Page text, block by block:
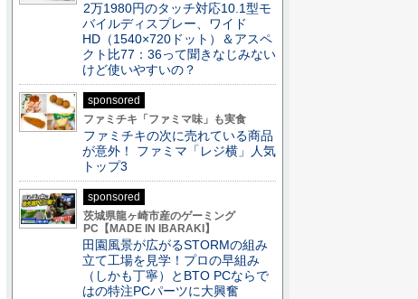
2万1980円のタッチ対応10.1型モ
バイルディスプレー、ワイド
HD（1540×720ドット）＆アスペ
クト比77：36って聞きなじみない
けど使いやすいの？
sponsored
ファミチキ「ファミマ味」も実食
ファミチキの次に売れている商品
が意外！ ファミマ「レジ横」人気
トップ3
sponsored
茨城県龍ヶ崎市産のゲーミング
PC【MADE IN IBARAKI】
田園風景が広がるSTORMの組み
立て工場を見学！プロの早組み
（しかも丁寧）とBTO PCならで
はの特注PCパーツに大興奮